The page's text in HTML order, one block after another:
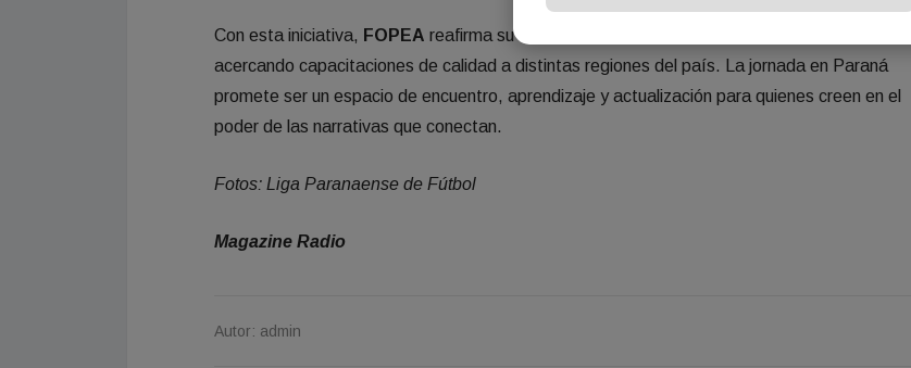
Con esta iniciativa, FOPEA reafirma su compromiso con el desarrollo del periodismo federal,
acercando capacitaciones de calidad a distintas regiones del país. La jornada en Paraná
promete ser un espacio de encuentro, aprendizaje y actualización para quienes creen en el
poder de las narrativas que conectan.
Fotos: Liga Paranaense de Fútbol
Magazine Radio
Autor: admin